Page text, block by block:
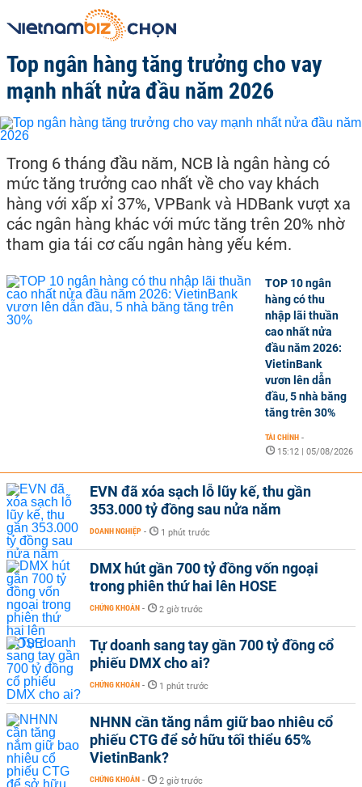
Top ngân hàng tăng trưởng cho vay
mạnh nhất nửa đầu năm 2026
Trong 6 tháng đầu năm, NCB là ngân hàng có
mức tăng trưởng cao nhất về cho vay khách
hàng với xấp xỉ 37%, VPBank và HDBank vượt xa
các ngân hàng khác với mức tăng trên 20% nhờ
tham gia tái cơ cấu ngân hàng yếu kém.
TOP 10 ngân
hàng có thu
nhập lãi thuần
cao nhất nửa
đầu năm 2026:
VietinBank
vươn lên dẫn
đầu, 5 nhà băng
tăng trên 30%
TÀI CHÍNH -
15:12 | 05/08/2026
EVN đã xóa sạch lỗ lũy kế, thu gần
353.000 tỷ đồng sau nửa năm
DOANH NGHIỆP - 1 phút trước
DMX hút gần 700 tỷ đồng vốn ngoại
trong phiên thứ hai lên HOSE
CHỨNG KHOÁN - 2 giờ trước
Tự doanh sang tay gần 700 tỷ đồng cổ
phiếu DMX cho ai?
CHỨNG KHOÁN - 1 phút trước
NHNN cần tăng nắm giữ bao nhiêu cổ
phiếu CTG để sở hữu tối thiểu 65%
VietinBank?
CHỨNG KHOÁN - 2 giờ trước